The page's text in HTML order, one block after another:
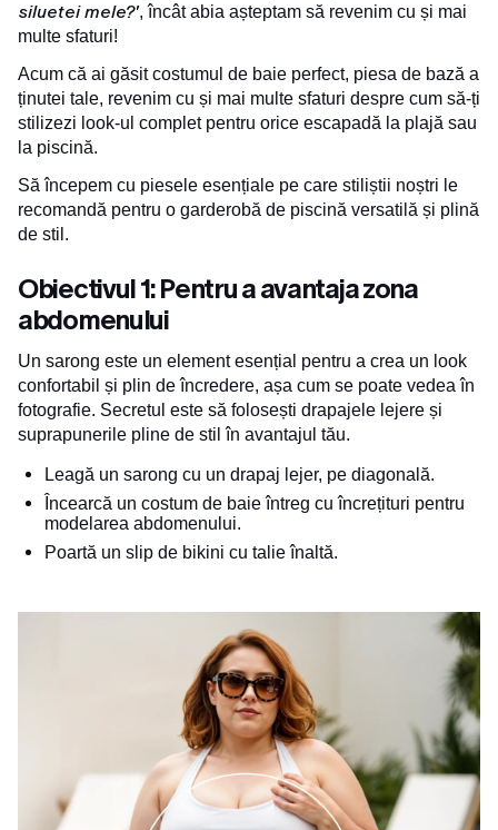
siluetei mele?', încât abia așteptam să revenim cu și mai
multe sfaturi!
Acum că ai găsit costumul de baie perfect, piesa de bază a
ținutei tale, revenim cu și mai multe sfaturi despre cum să-ți
stilizezi look-ul complet pentru orice escapadă la plajă sau
la piscină.
Să începem cu piesele esențiale pe care stiliștii noștri le
recomandă pentru o garderobă de piscină versatilă și plină
de stil.
Obiectivul 1: Pentru a avantaja zona
abdomenului
Un sarong este un element esențial pentru a crea un look
confortabil și plin de încredere, așa cum se poate vedea în
fotografie. Secretul este să folosești drapajele lejere și
suprapunerile pline de stil în avantajul tău.
Leagă un sarong cu un drapaj lejer, pe diagonală.
Încearcă un costum de baie întreg cu încrețituri pentru
modelarea abdomenului.
Poartă un slip de bikini cu talie înaltă.